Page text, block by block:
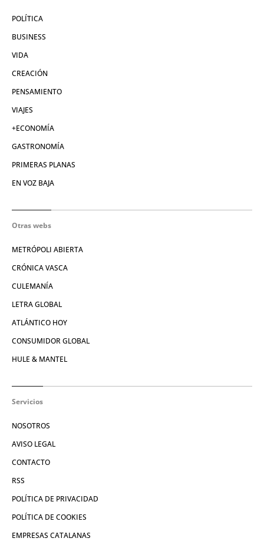
POLÍTICA
BUSINESS
VIDA
CREACIÓN
PENSAMIENTO
VIAJES
+ECONOMÍA
GASTRONOMÍA
PRIMERAS PLANAS
EN VOZ BAJA
Otras webs
METRÓPOLI ABIERTA
CRÓNICA VASCA
CULEMANÍA
LETRA GLOBAL
ATLÁNTICO HOY
CONSUMIDOR GLOBAL
HULE & MANTEL
Servicios
NOSOTROS
AVISO LEGAL
CONTACTO
RSS
POLÍTICA DE PRIVACIDAD
POLÍTICA DE COOKIES
EMPRESAS CATALANAS